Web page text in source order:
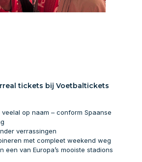
tickets bij Voetbaltickets
op naam – conform Spaanse
verrassingen
met compleet weekend weg
een van Europa’s mooiste stadions